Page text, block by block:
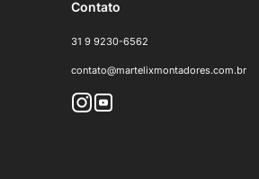
Contato
31 9 9230-6562
contato@martelixmontadores.com.br